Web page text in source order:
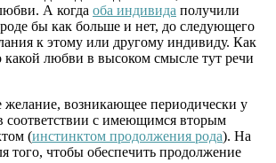
А когда оба индивида получили
бы как больше и нет, до следующего
к этому или другому индивиду. Как
любви в высоком смысле тут речи
желание, возникающее периодически у
соответствии с имеющимся вторым
(инстинктом продолжения рода). На
того, чтобы обеспечить продолжение